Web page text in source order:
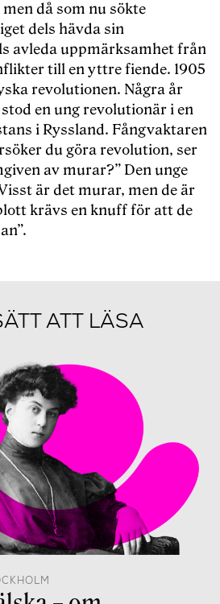
då som nu sökte
dels hävda sin
avleda uppmärksamhet från
till en yttre fiende. 1905
revolutionen. Några år
en ung revolutionär i en
i Ryssland. Fångvaktaren
du göra revolution, ser
av murar?” Den unge
är det murar, men de är
krävs en knuff för att de
ATT LÄSA